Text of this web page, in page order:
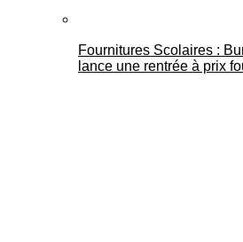
Fournitures Scolaires :
lance une rentrée à prix